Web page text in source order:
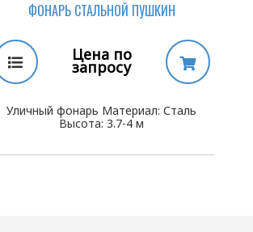
ФОНАРЬ СТАЛЬНОЙ ПУШКИН
Цена по
запросу
Уличный фонарь Материал: Сталь
Высота: 3.7-4 м